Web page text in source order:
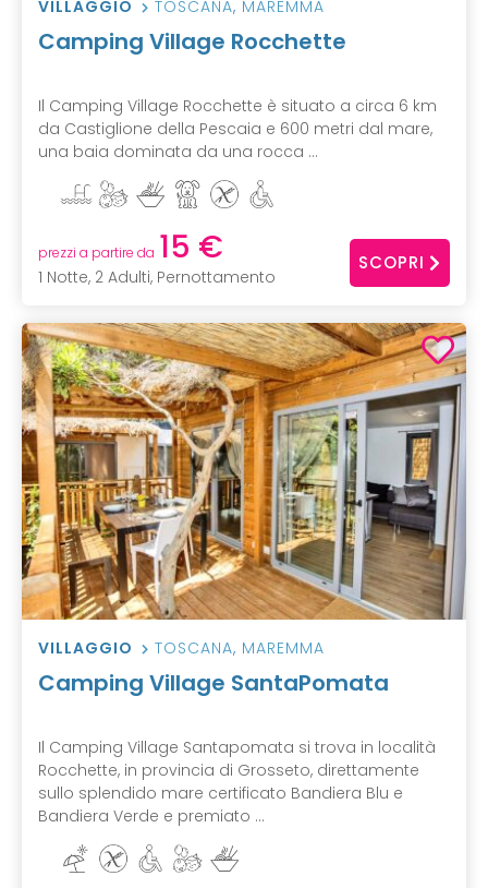
VILLAGGIO TOSCANA, MAREMMA
Camping Village Rocchette
Il Camping Village Rocchette è situato a circa 6 km
da Castiglione della Pescaia e 600 metri dal mare,
una baia dominata da una rocca ...
prezzi a partire da 15 €
1 Notte, 2 Adulti, Pernottamento
SCOPRI
VILLAGGIO TOSCANA, MAREMMA
Camping Village SantaPomata
Il Camping Village Santapomata si trova in località
Rocchette, in provincia di Grosseto, direttamente
sullo splendido mare certificato Bandiera Blu e
Bandiera Verde e premiato ...